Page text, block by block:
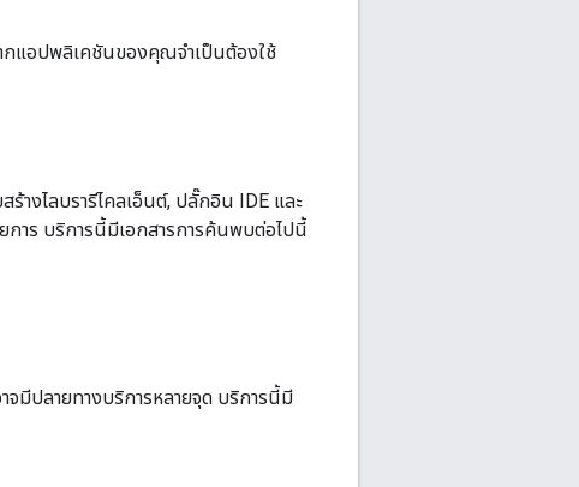
กแอปพลิเคชันของคุณจำเป็นต้องใช้
ร้างไลบรารีไคลเอ็นต์, ปลั๊กอิน IDE และ
การ บริการนี้มีเอกสารการค้นพบต่อไปนี้
มีปลายทางบริการหลายจุด บริการนี้มี